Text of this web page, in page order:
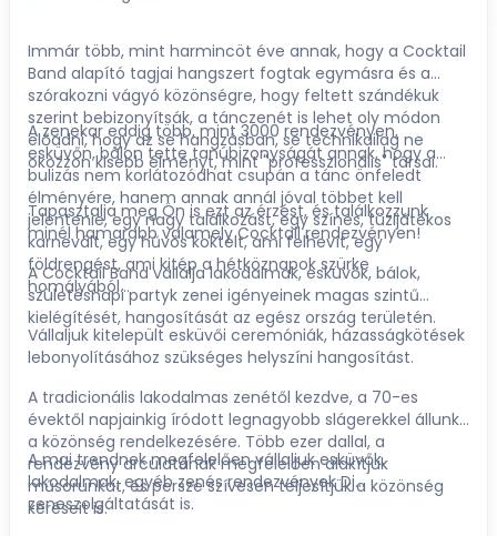
Immár több, mint harmincöt éve annak, hogy a Cocktail
Band alapító tagjai hangszert fogtak egymásra és a
szórakozni vágyó közönségre, hogy feltett szándékuk
szerint bebizonyítsák, a tánczenét is lehet oly módon
előadni, hogy az se hangzásban, se technikailag ne
okozzon kisebb élményt, mint "professzionális" társai.
A zenekar eddig több, mint 3000 rendezvényen,
esküvőn, bálon tette tanúbizonyságát annak, hogy a
bulizás nem korlátozódhat csupán a tánc önfeledt
élményére, hanem annak annál jóval többet kell
jelentenie, egy nagy találkozást, egy színes, tüzijátékos
karnevált, egy hűvös koktélt, ami felhevít, egy
földrengést, ami kitép a hétköznapok szürke
homályából...
Tapasztalja meg Ön is ezt az érzést, és találkozzunk
minél hamarabb valamely Cocktail rendezvényen!
A Cocktail Band vállalja lakodalmak, esküvők, bálok,
születésnapi partyk zenei igényeinek magas szintű
kielégítését, hangosítását az egész ország területén.
Vállaljuk kitelepült esküvői ceremóniák, házasságkötések
lebonyolításához szükséges helyszíni hangosítást.
A tradicionális lakodalmas zenétől kezdve, a 70-es
évektől napjainkig íródott legnagyobb slágerekkel állunk
a közönség rendelkezésére. Több ezer dallal, a
rendezvény arculatának megfelelően alakítjuk
műsorunkat, és persze szívesen teljesítjük a közönség
kéréseit is.
A mai trendnek megfelelően vállaljuk esküvők,
lakodalmak, egyéb zenés rendezvények Dj
zeneszolgáltatását is.